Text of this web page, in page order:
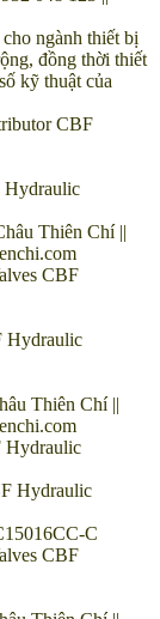
ngành thiết bị
đồng thời thiết
kỹ thuật của
CBF
Hydraulic
Thiên Chí ||
CBF
Hydraulic
Thiên Chí ||
Hydraulic
Hydraulic
C
CBF